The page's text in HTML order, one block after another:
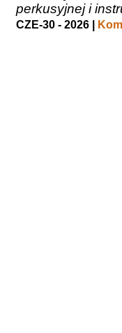
perkusyjnej i
CZE-30 - 2026 |